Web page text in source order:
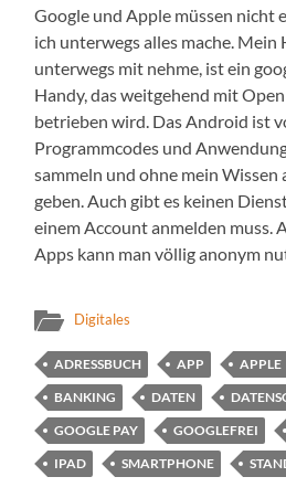
Google und Apple müssen nicht
ich unterwegs alles mache. Mein
unterwegs mit nehme, ist ein
Handy, das weitgehend mit
betrieben wird. Das Android ist
Programmcodes und
sammeln und ohne mein Wissen
geben. Auch gibt es keinen
einem Account anmelden muss.
Apps kann man völlig anonym
Digitales
ADRESSBUCH APP APPLE
BANKING
DATEN
GOOGLE PAY
GOOGLEFREI
IPAD
SMARTPHONE